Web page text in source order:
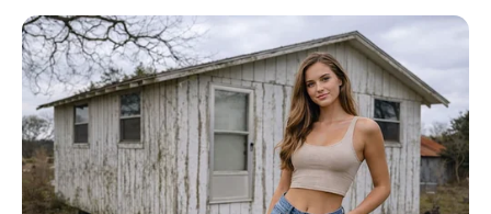
TEMAS DESTACADOS
CORTES DE LUZ EN BOLÍVAR
EL CARMEN DE BOLÍVAR
DUMEK TURBAY
ALCALDÍA DE CARTAGENA
YAMIL ARANA
FEMINICIDIO